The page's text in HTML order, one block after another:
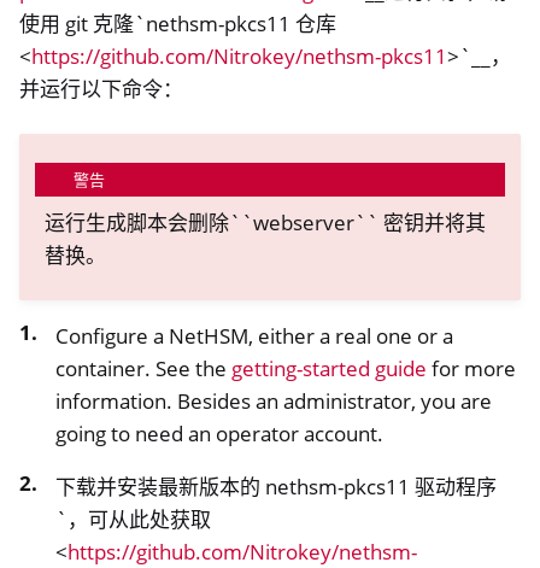
使用 git 克隆`nethsm-pkcs11 仓库
<https://github.com/Nitrokey/nethsm-pkcs11>`__，
并运行以下命令：
警告
运行生成脚本会删除``webserver`` 密钥并将其
替换。
Configure a NetHSM, either a real one or a
container. See the getting-started guide for more
information. Besides an administrator, you are
going to need an operator account.
下载并安装最新版本的 nethsm-pkcs11 驱动程序
`，可从此处获取
<https://github.com/Nitrokey/nethsm-